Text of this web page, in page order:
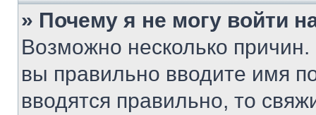
» Почему я не могу войти
Возможно несколько
вы правильно вводите имя
вводятся правильно, то